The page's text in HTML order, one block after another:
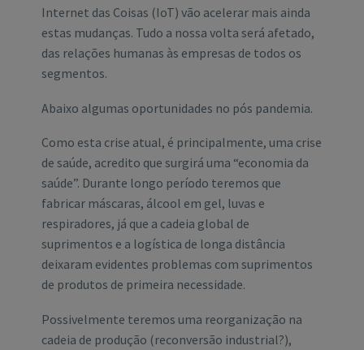
Internet das Coisas (IoT) vão acelerar mais ainda
estas mudanças. Tudo a nossa volta será afetado,
das relações humanas às empresas de todos os
segmentos.
Abaixo algumas oportunidades no pós pandemia.
Como esta crise atual, é principalmente, uma crise
de saúde, acredito que surgirá uma “economia da
saúde”. Durante longo período teremos que
fabricar máscaras, álcool em gel, luvas e
respiradores, já que a cadeia global de
suprimentos e a logística de longa distância
deixaram evidentes problemas com suprimentos
de produtos de primeira necessidade.
Possivelmente teremos uma reorganização na
cadeia de produção (reconversão industrial?),